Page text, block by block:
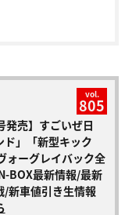
vol.
805
発売】すごいぜ日
ド」「新型キック
ォーグレイバック全
BOX最新情報/最新
/新車値引き生情報